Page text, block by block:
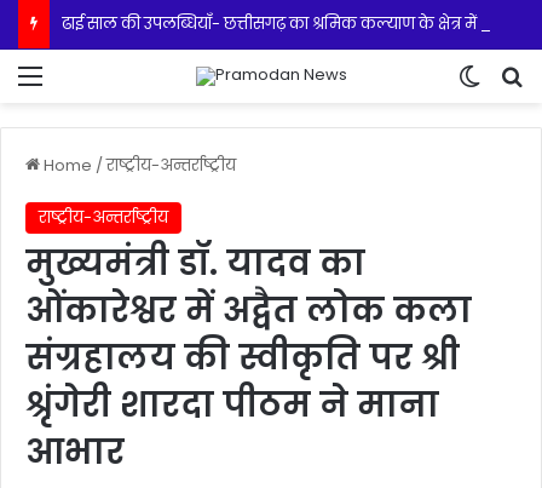
Home /राष्ट्रीय-अन्तर्राष्ट्रीय
राष्ट्रीय-अन्तर्राष्ट्रीय
मुख्यमंत्री डॉ. यादव का
ओंकारेश्वर में अद्वैत लोक कला
संग्रहालय की स्वीकृति पर श्री
श्रृंगेरी शारदा पीठम ने माना
आभार